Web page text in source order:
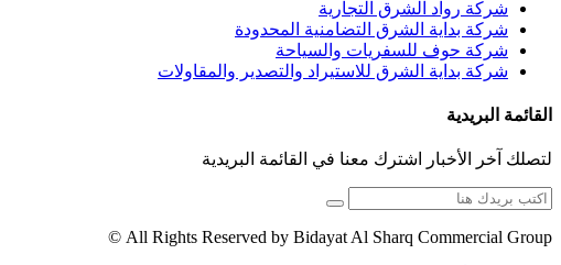
شركة رواد الشرق التجارية
شركة بداية الشرق التضامنية المحدودة
شركة حوف للسفريات والسياحة
شركة بداية الشرق للاستيراد والتصدير والمقاولات
القائمة البريدية
لتصلك آخر الأخبار اشترك معنا في القائمة البريدية
All Rights Reserved by Bidayat Al Sharq Commercial Group ©